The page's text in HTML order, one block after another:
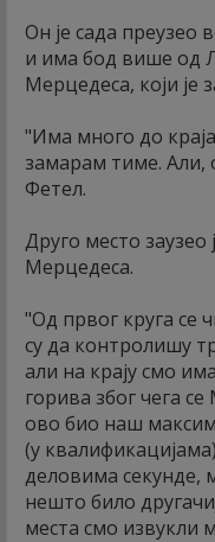
Он је сада преузео
и има бод више од
Мерцедеса, који је
"Има много до
замарам тиме. Али,
Фетел.
Друго место заузео
Мерцедеса.
"Од првог круга се
су да контролишу
али на крају смо
горива због чега
ово био наш
(у
деловима секунде,
нешто било
места смо извукли